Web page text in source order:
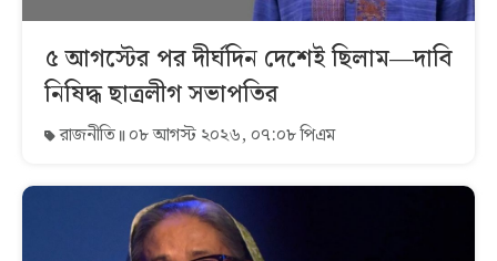
৫ আগস্টের পর দীর্ঘদিন দেশেই ছিলাম—দাবি
নিষিদ্ধ ছাত্রলীগ সভাপতির
রাজনীতি ০৮ আগস্ট ২০২৬, ০৭:০৮ পিএম